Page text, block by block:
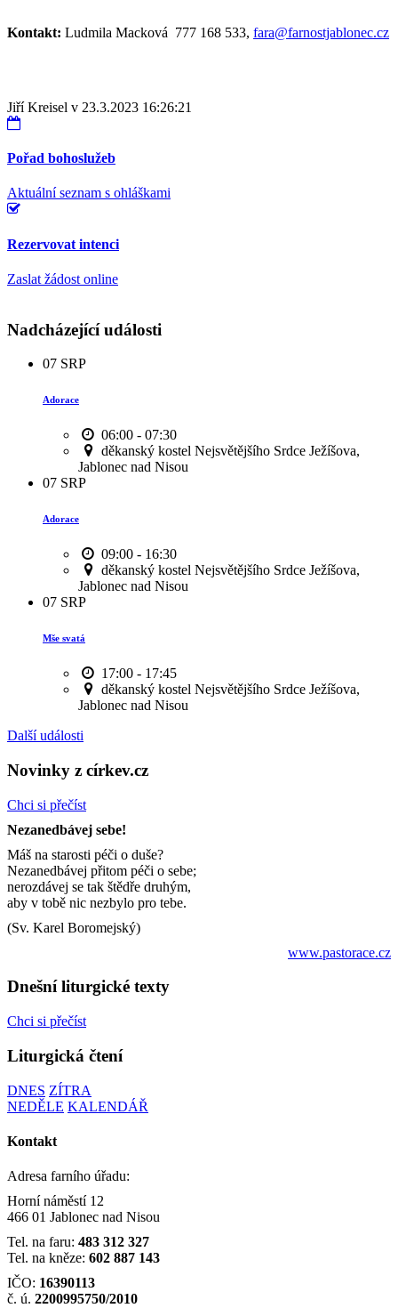
Kontakt: Ludmila Macková 777 168 533, fara@farnostjablonec.cz
Jiří Kreisel v 23.3.2023 16:26:21
Pořad bohoslužeb
Aktuální seznam s ohláškami
Rezervovat intenci
Zaslat žádost online
Nadcházející události
07 SRP
Adorace
06:00 - 07:30
děkanský kostel Nejsvětějšího Srdce Ježíšova,
Jablonec nad Nisou
07 SRP
Adorace
09:00 - 16:30
děkanský kostel Nejsvětějšího Srdce Ježíšova,
Jablonec nad Nisou
07 SRP
Mše svatá
17:00 - 17:45
děkanský kostel Nejsvětějšího Srdce Ježíšova,
Jablonec nad Nisou
Další události
Novinky z církev.cz
Chci si přečíst
Nezanedbávej sebe!
Máš na starosti péči o duše?
Nezanedbávej přitom péči o sebe;
nerozdávej se tak štědře druhým,
aby v tobě nic nezbylo pro tebe.
(Sv. Karel Boromejský)
www.pastorace.cz
Dnešní liturgické texty
Chci si přečíst
Liturgická čtení
DNES ZÍTRA
NEDĚLE KALENDÁŘ
Kontakt
Adresa farního úřadu:
Horní náměstí 12
466 01 Jablonec nad Nisou
Tel. na faru: 483 312 327
Tel. na kněze: 602 887 143
IČO: 16390113
č. ú. 2200995750/2010